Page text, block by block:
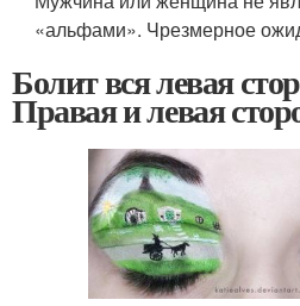
«альфами». Чрезмерное
Болит вся левая
Правая и левая